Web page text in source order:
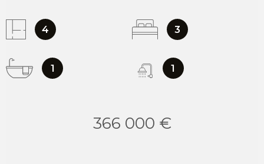
4 3
1 1
366 000 €